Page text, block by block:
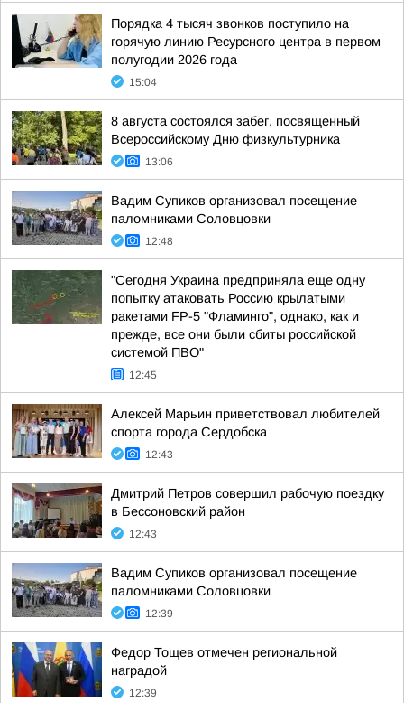
Порядка 4 тысяч звонков поступило на
горячую линию Ресурсного центра в первом
полугодии 2026 года
15:04
8 августа состоялся забег, посвященный
Всероссийскому Дню физкультурника
13:06
Вадим Супиков организовал посещение
паломниками Соловцовки
12:48
"Сегодня Украина предприняла еще одну
попытку атаковать Россию крылатыми
ракетами FP-5 "Фламинго", однако, как и
прежде, все они были сбиты российской
системой ПВО"
12:45
Алексей Марьин приветствовал любителей
спорта города Сердобска
12:43
Дмитрий Петров совершил рабочую поездку
в Бессоновский район
12:43
Вадим Супиков организовал посещение
паломниками Соловцовки
12:39
Федор Тощев отмечен региональной
наградой
12:39